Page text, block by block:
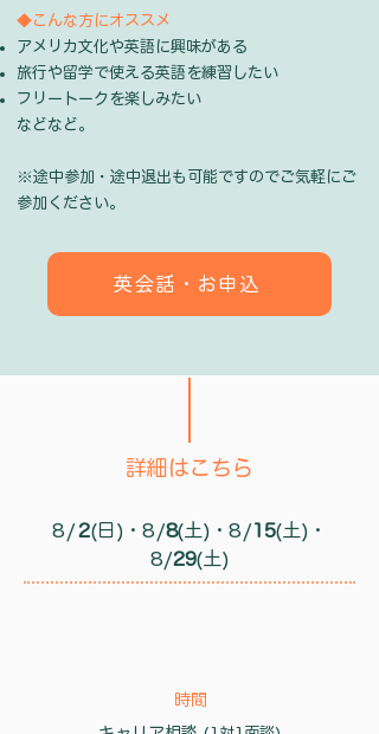
◆こんな方にオススメ
アメリカ文化や英語に興味がある
旅行や留学で使える英語を練習したい​​​
フリートークを楽しみたい
​などなど。
※途中参加・途中退出も可能ですのでご気軽にご
参加ください。​​​​​​​
英会話・お申込
詳細はこちら
8/ 2(日 )・8 /8(土)・ 8 /15(土)・
8/29(土)
​時間